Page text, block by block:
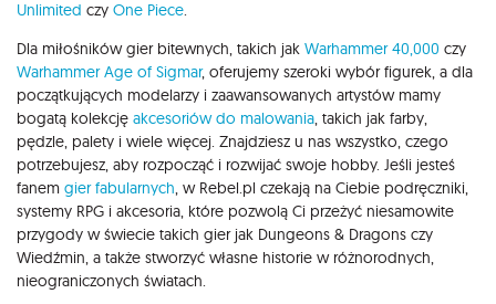
Unlimited czy One Piece.
Dla miłośników gier bitewnych, takich jak Warhammer 40,000 czy
Warhammer Age of Sigmar, oferujemy szeroki wybór figurek, a dla
początkujących modelarzy i zaawansowanych artystów mamy
bogatą kolekcję akcesoriów do malowania, takich jak farby,
pędzle, palety i wiele więcej. Znajdziesz u nas wszystko, czego
potrzebujesz, aby rozpocząć i rozwijać swoje hobby. Jeśli jesteś
fanem gier fabularnych, w Rebel.pl czekają na Ciebie podręczniki,
systemy RPG i akcesoria, które pozwolą Ci przeżyć niesamowite
przygody w świecie takich gier jak Dungeons & Dragons czy
Wiedźmin, a także stworzyć własne historie w różnorodnych,
nieograniczonych światach.